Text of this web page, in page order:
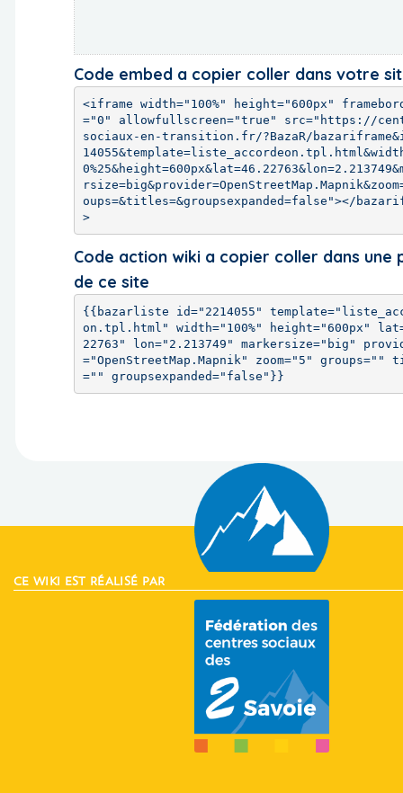
Code embed a copier coller dans votre
<iframe width="100%" height="600px"
="0" allowfullscreen="true" src="https://
sociaux-en-transition.fr/?BazaR/
oups=&titles=&groupsexpanded=false"></
>
Code action wiki a copier coller dans une
de ce site
{{bazarliste id="2214055"
on.tpl.html" width="100%" height="600px"
22763" lon="2.213749" markersize="big"
="OpenStreetMap.Mapnik" zoom="5"
="" groupsexpanded="false"}}
CE WIKI EST RÉALISÉ PAR